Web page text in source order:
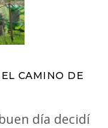
CAMINO DE
día decidí